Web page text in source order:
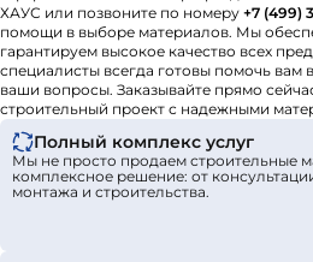
пластика отличаются
позволяет их без особых
участку.
Объем. Объем компостера
от 200 до 1000 л. Как
контейнера подбирается с
участка, а также типа
участка в 6 соток
ХАУС или позвоните по номеру +7 (499)
помощи в выборе материалов. Мы
гарантируем высокое качество всех
специалисты всегда готовы помочь вам
ваши вопросы. Заказывайте прямо
строительный проект с надежными
Полный комплекс услуг
Мы не просто продаем строительные
комплексное решение: от
монтажа и строительства.